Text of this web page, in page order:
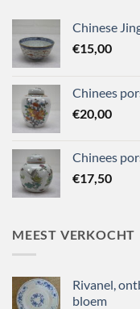
Chinese
€15,00
Chinees
€20,00
Chinees
€17,50
MEEST VERKOCHT
Rivanel,
bloem